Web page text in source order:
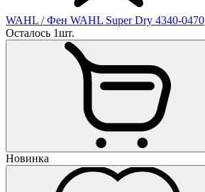
WAHL / Фен WAHL Super Dry 4340-0470
Осталось 1шт.
Новинка